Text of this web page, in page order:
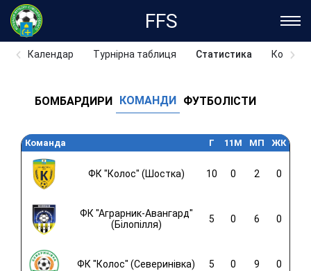
FFS
Календар Турнірна таблиця Статистика
БОМБАРДИРИ КОМАНДИ ФУТБОЛІСТИ
Команда Г 11M МП ЖК
ФК "Колос" (Шостка) 10 0 2 0
ФК "Аграрник-Авангард"
(Білопілля)
5 0 6 0
ФК "Колос" (Северинівка) 5 0 9 0